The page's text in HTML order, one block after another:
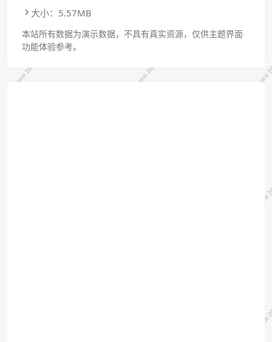
大小：5.57MB
本站所有数据为演示数据，不具有真实资源，仅供主题界面
功能体验参考。